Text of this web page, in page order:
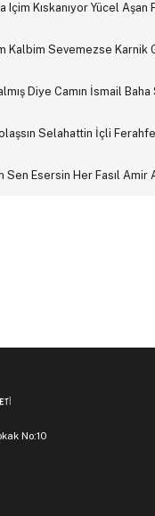
Içim Kıskanıyor Yücel Aşan
Kalbim Sevemezse Karnik
Diye Camın İsmail
Selahattin İçli
Sen Esersin Her Fasıl Amir
No:10